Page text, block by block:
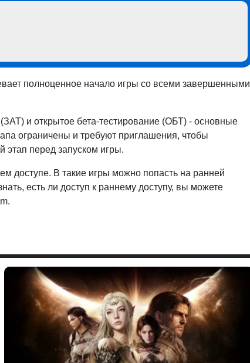
полноценное начало игры со всеми завершенными
и открытое бета-тестирование (ОБТ) - основные
ограничены и требуют приглашения, чтобы
этап перед запуском игры.
доступе. В такие игры можно попасть на ранней
есть ли доступ к раннему доступу, вы можете